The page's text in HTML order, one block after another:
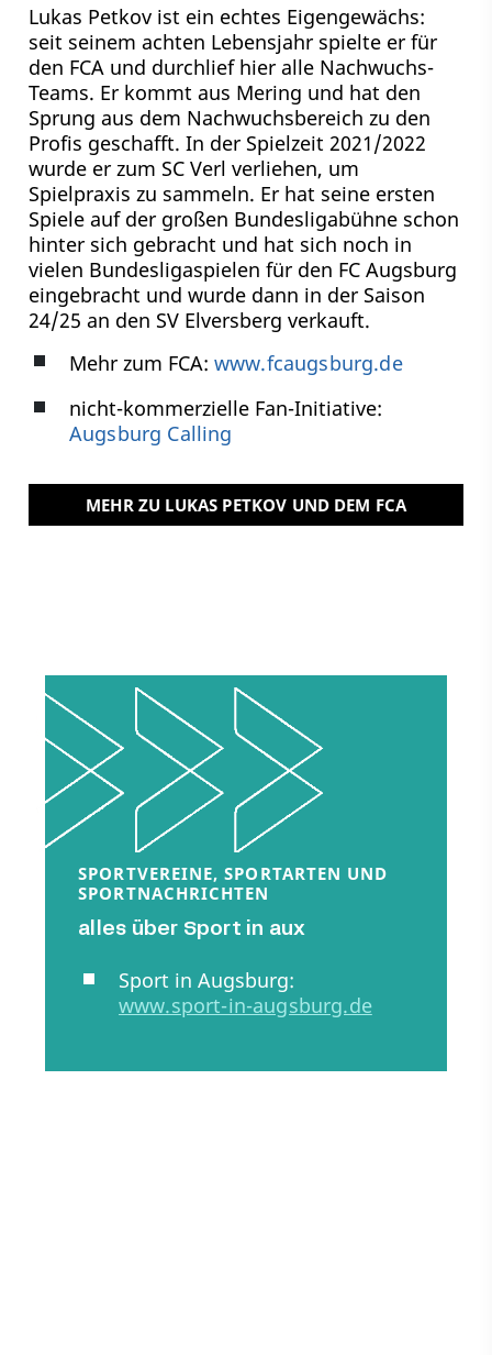
Lukas Petkov ist ein echtes Eigengewächs:
seit seinem achten Lebensjahr spielte er für
den FCA und durchlief hier alle Nachwuchs-
Teams. Er kommt aus Mering und hat den
Sprung aus dem Nachwuchsbereich zu den
Profis geschafft. In der Spielzeit 2021/2022
wurde er zum SC Verl verliehen, um
Spielpraxis zu sammeln. Er hat seine ersten
Spiele auf der großen Bundesligabühne schon
hinter sich gebracht und hat sich noch in
vielen Bundesligaspielen für den FC Augsburg
eingebracht und wurde dann in der Saison
24/25 an den SV Elversberg verkauft.
Mehr zum FCA: www.fcaugsburg.de
nicht-kommerzielle Fan-Initiative:
Augsburg Calling
MEHR ZU LUKAS PETKOV UND DEM FCA
SPORTVEREINE, SPORTARTEN UND
SPORTNACHRICHTEN
alles über Sport in aux
Sport in Augsburg:
www.sport-in-augsburg.de